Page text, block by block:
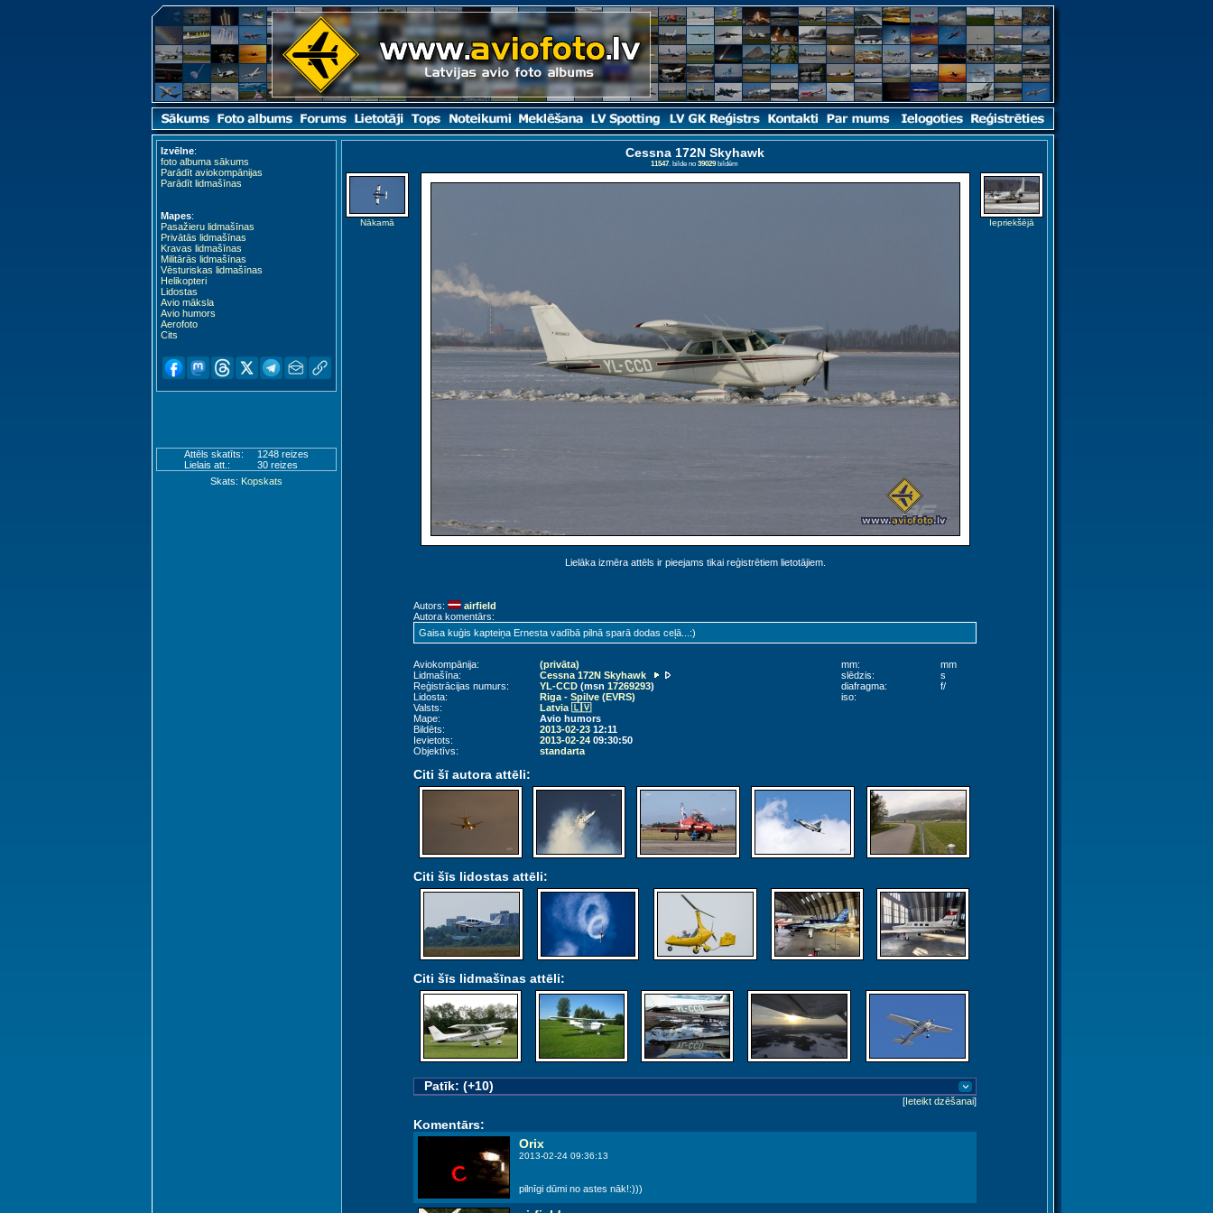
Izvēlne:
foto albuma sākums
Parādīt aviokompānijas
Parādīt lidmašīnas
Mapes:
Pasažieru lidmašīnas
Privātās lidmašīnas
Kravas lidmašīnas
Militārās lidmašīnas
Vēsturiskas lidmašīnas
Helikopteri
Lidostas
Avio māksla
Avio humors
Aerofoto
Cits
Attēls skatīts:
1248 reizes
Lielais att.:
30 reizes
Skats: Kopskats
Cessna 172N Skyhawk
11547. bilde no 39029bildēm
Nākamā
Lielāka izmēra attēls ir pieejams tikai reģistrētiem lietotājiem.
Iepriekšējā
Autors:
airfield
Autora komentārs:
Gaisa kuģis kapteiņa Ernesta vadībā pilnā sparā dodas ceļā...:)
Aviokompānija:
(privāta)
Lidmašīna:
Cessna 172N Skyhawk
Reģistrācijas numurs:
YL-CCD(msn 17269293)
Lidosta:
Riga - Spilve (EVRS)
Valsts:
Latvia 🇱🇻
Mape:
Avio humors
Bildēts:
2013-02-2312:11
Ievietots:
2013-02-2409:30:50
Objektīvs:
standarta
mm:
mm
slēdzis:
s
diafragma:
f/
iso:
Citi šī autora attēli:
Citi šīs lidostas attēli:
Citi šīs lidmašīnas attēli:
Patīk: (+10)
[Ieteikt dzēšanai]
Komentārs:
Orix
2013-02-24 09:36:13
pilnīgi dūmi no astes nāk!:)))